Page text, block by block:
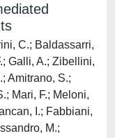
C.; Baldassarri,
Galli, A.; Zibellini,
Amitrano, S.;
Mari, F.; Meloni,
I.; Fabbiani,
M.;